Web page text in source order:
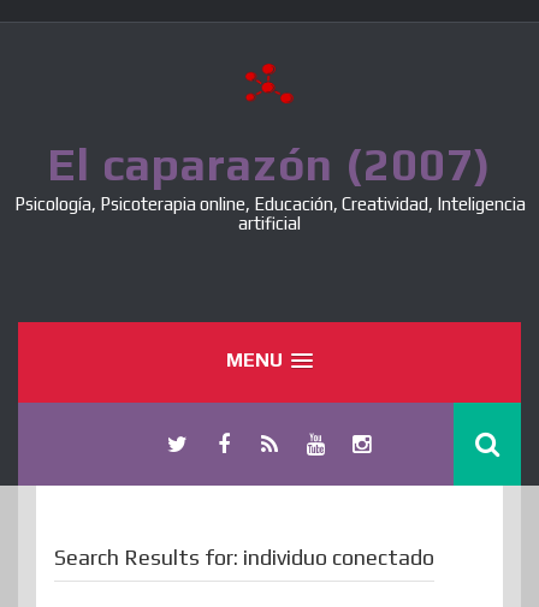
El caparazón (2007)
Psicología, Psicoterapia online, Educación, Creatividad, Inteligencia
artificial
MENU
Search Results for: individuo conectado